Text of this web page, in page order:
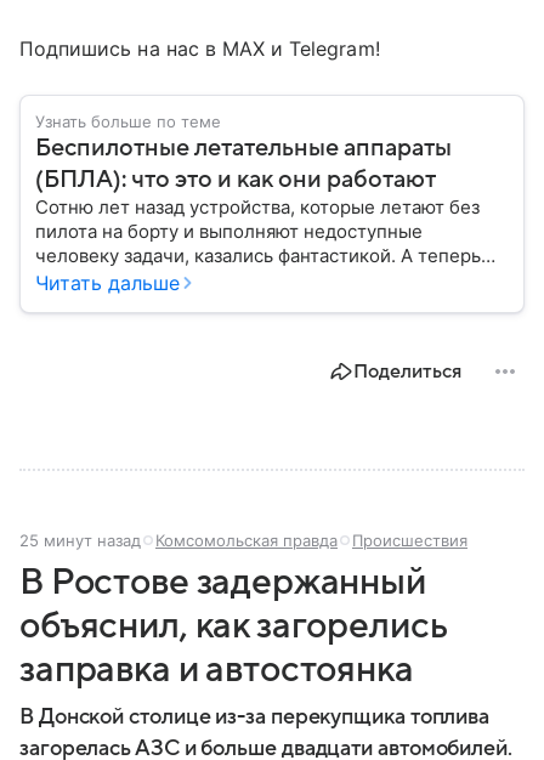
Подпишись на нас в МАХ и Telegram!
Узнать больше по теме
Беспилотные летательные аппараты
(БПЛА): что это и как они работают
Сотню лет назад устройства, которые летают без
пилота на борту и выполняют недоступные
человеку задачи, казались фантастикой. А теперь
они стали реальностью: собрали главное о
Читать дальше
Поделиться
25 минут назад Комсомольская правда Происшествия
В Ростове задержанный
объяснил, как загорелись
заправка и автостоянка
В Донской столице из-за перекупщика топлива
загорелась АЗС и больше двадцати автомобилей.